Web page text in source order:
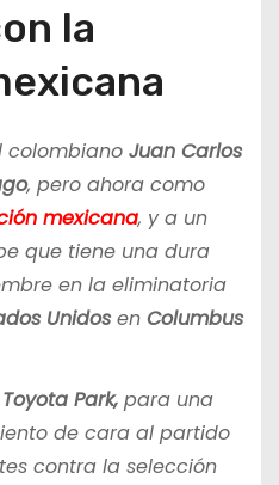
la
colombiano Juan Carlos
, pero ahora como
mexicana, y a un
que tiene una dura
en la eliminatoria
Unidosen Columbus
Toyota Park,para una
de cara al partido
contra la selección